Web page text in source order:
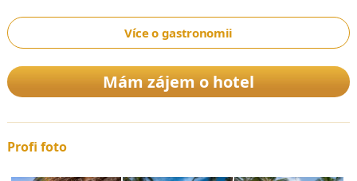
Více o gastronomii
Mám zájem o hotel
Profi foto